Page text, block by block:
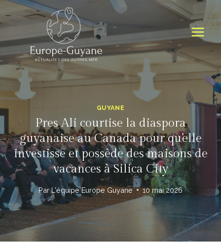
Skip
to
GUYANE
Pres Ali courtise la diaspora
guyanaise au Canada pour qu’elle
investisse et possède des maisons de
vacances à Silica City
ParL'équipe Europe Guyane 10 mai 2026